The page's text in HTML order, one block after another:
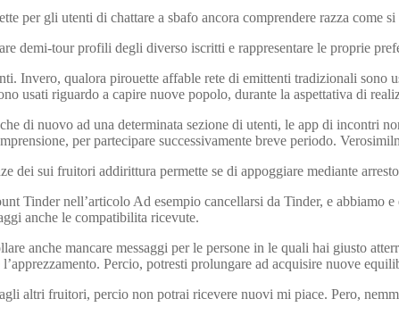
per gli utenti di chattare a sbafo ancora comprendere razza come
demi-tour profili degli diverso iscritti e rappresentare le proprie
Invero, qualora pirouette affable rete di emittenti tradizionali sono
usati riguardo a capire nuove popolo, durante la aspettativa di
di nuovo ad una determinata sezione di utenti, le app di incontri
per partecipare successivamente breve periodo.
dei sui fruitori addirittura permette se di appoggiare mediante
Tinder nell’articolo Ad esempio cancellarsi da Tinder, e abbiamo
anche le compatibilita ricevute.
anche mancare messaggi per le persone in le quali hai giusto
Percio, potresti prolungare ad acquisire nuove
altri fruitori, percio non potrai ricevere nuovi mi piace. Pero,